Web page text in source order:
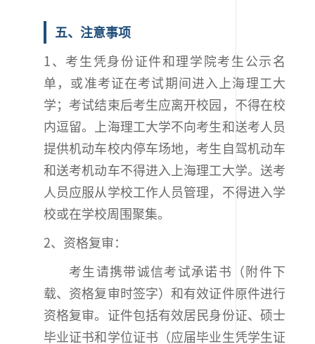
五、注意事项
1、考生凭身份证件和理学院考生公示名
单，或准考证在考试期间进入上海理工大
学；考试结束后考生应离开校园，不得在校
内逗留。上海理工大学不向考生和送考人员
提供机动车校内停车场地，考生自驾机动车
和送考机动车不得进入上海理工大学。送考
人员应服从学校工作人员管理，不得进入学
校或在学校周围聚集。
2、资格复审：
考生请携带诚信考试承诺书（附件下
载、资格复审时签字）和有效证件原件进行
资格复审。证件包括有效居民身份证、硕士
毕业证书和学位证书（应届毕业生凭学生证